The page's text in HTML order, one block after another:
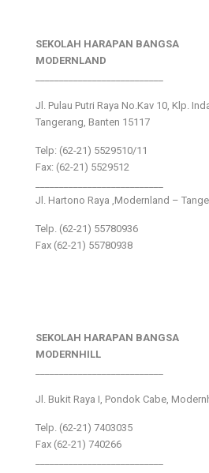
SEKOLAH HARAPAN BANGSA
MODERNLAND
Jl. Pulau Putri Raya No.Kav 10, Klp.
Tangerang, Banten 15117
Telp: (62-21) 5529510/11
Fax: (62-21) 5529512
Jl. Hartono Raya ,Modernland –
Telp. (62-21) 55780936
Fax (62-21) 55780938
SEKOLAH HARAPAN BANGSA
MODERNHILL
Jl. Bukit Raya I, Pondok Cabe,
Telp. (62-21) 7403035
Fax (62-21) 740266